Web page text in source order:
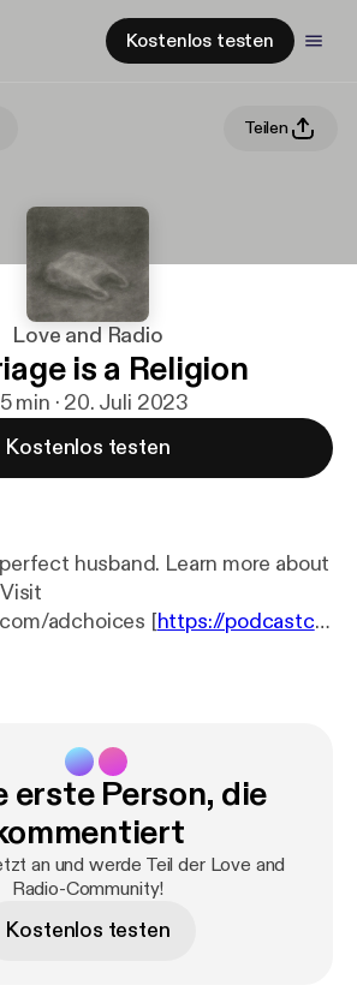
Kostenlos testen
Teilen
Love and Radio
is a Religion
min · 20. Juli 2023
Kostenlos testen
Learn more about
adchoices [https://podcastch
erste Person, die
an und werde Teil der Love and
Radio-Community!
Kostenlos testen